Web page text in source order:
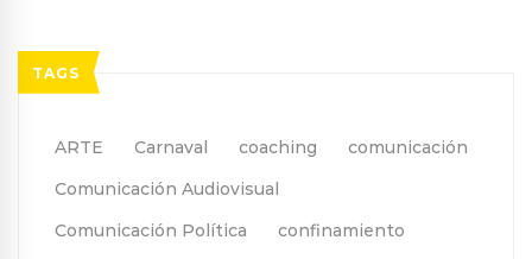
TAGS
ARTE Carnaval coaching
comunicación
Comunicación Audiovisual
Comunicación Política
confinamiento